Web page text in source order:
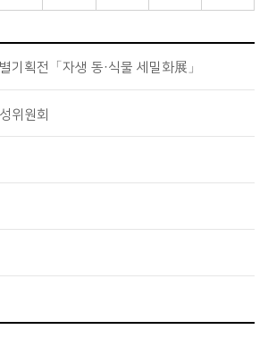
기획전「자생 동·식물 세밀화展」
위원회